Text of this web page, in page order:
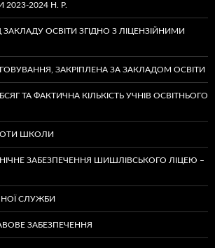
2023-2024 Н. Р.
ОСВІТИ ЗГІДНО З ЛІЦЕНЗІЙНИМИ
ЗАКРІПЛЕНА ЗА ЗАКЛАДОМ ОСВІТИ
ТА ФАКТИЧНА КІЛЬКІСТЬ УЧНІВ ОСВІТНЬОГО
ШКОЛИ
ЗАБЕЗПЕЧЕННЯ ШИШЛІВСЬКОГО ЛІЦЕЮ –
СЛУЖБИ
ЗАБЕЗПЕЧЕННЯ